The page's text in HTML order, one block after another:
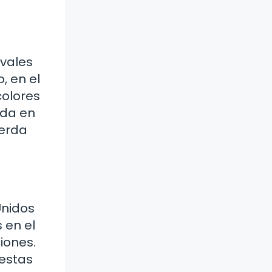
en el
en
en el